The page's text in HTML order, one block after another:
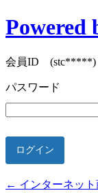
Powered
会員ID (stc*****)
パスワード
← インターネット